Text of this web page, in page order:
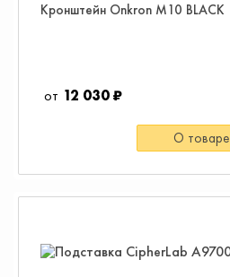
Кронштейн Onkron M10 BLACK
12 030 ₽
О товаре